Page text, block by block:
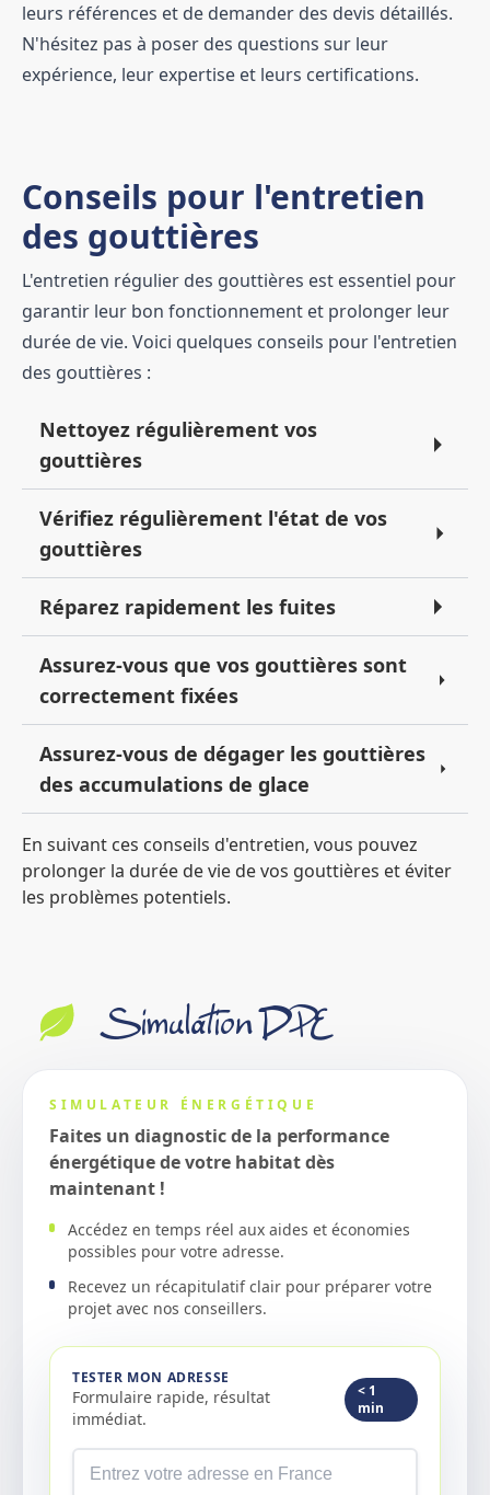
leurs références et de demander des devis détaillés.
N'hésitez pas à poser des questions sur leur
expérience, leur expertise et leurs certifications.
Conseils pour l'entretien
des gouttières
L'entretien régulier des gouttières est essentiel pour
garantir leur bon fonctionnement et prolonger leur
durée de vie. Voici quelques conseils pour l'entretien
des gouttières :
Nettoyez régulièrement vos
gouttières
Vérifiez régulièrement l'état de vos
gouttières
Réparez rapidement les fuites
Assurez-vous que vos gouttières sont
correctement fixées
Assurez-vous de dégager les gouttières
des accumulations de glace
En suivant ces conseils d'entretien, vous pouvez
prolonger la durée de vie de vos gouttières et éviter
les problèmes potentiels.
Simulation DPE
SIMULATEUR ÉNERGÉTIQUE
Faites un diagnostic de la performance
énergétique de votre habitat dès
maintenant !
Accédez en temps réel aux aides et économies
possibles pour votre adresse.
Recevez un récapitulatif clair pour préparer votre
projet avec nos conseillers.
TESTER MON ADRESSE
Formulaire rapide, résultat
immédiat.
< 1
min